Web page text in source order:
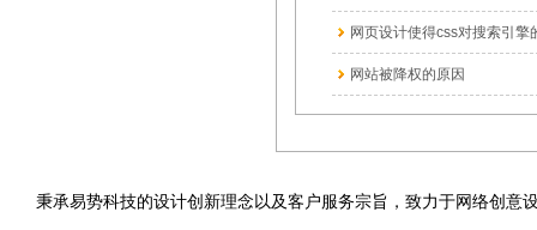
网页设计使得css对搜索引擎
网站被降权的原因
秉承易势科技的设计创新理念以及客户服务宗旨，致力于网络创意